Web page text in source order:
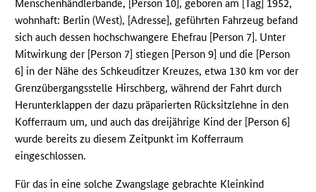
Menschenhändlerbande, [Person 10], geboren am [Tag] 1952,
wohnhaft: Berlin (West), [Adresse], geführten Fahrzeug befand
sich auch dessen hochschwangere Ehefrau [Person 7]. Unter
Mitwirkung der [Person 7] stiegen [Person 9] und die [Person
6] in der Nähe des Schkeuditzer Kreuzes, etwa 130 km vor der
Grenzübergangsstelle Hirschberg, während der Fahrt durch
Herunterklappen der dazu präparierten Rücksitzlehne in den
Kofferraum um, und auch das dreijährige Kind der [Person 6]
wurde bereits zu diesem Zeitpunkt im Kofferraum
eingeschlossen.
Für das in eine solche Zwangslage gebrachte Kleinkind